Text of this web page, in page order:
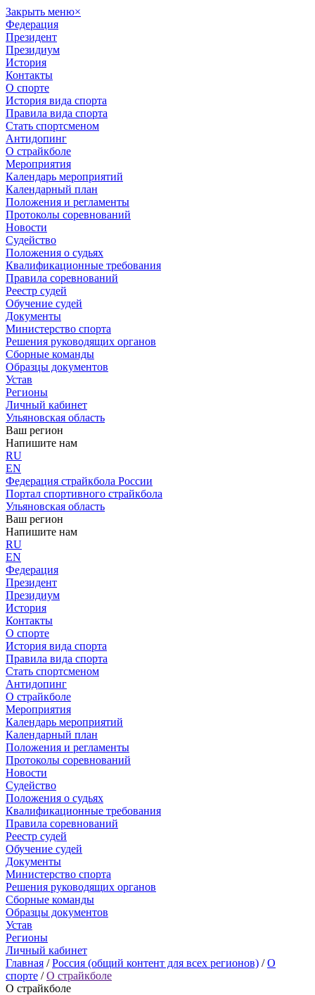
Закрыть меню×
Федерация
Президент
Президиум
История
Контакты
О спорте
История вида спорта
Правила вида спорта
Стать спортсменом
Антидопинг
О страйкболе
Мероприятия
Календарь мероприятий
Календарный план
Положения и регламенты
Протоколы соревнований
Новости
Судейство
Положения о судьях
Квалификационные требования
Правила соревнований
Реестр судей
Обучение судей
Документы
Министерство спорта
Решения руководящих органов
Сборные команды
Образцы документов
Устав
Регионы
Личный кабинет
Ульяновская область
Ваш регион
Напишите нам
RU
EN
Федерация страйкбола России
Портал спортивного страйкбола
Ульяновская область
Ваш регион
Напишите нам
RU
EN
Федерация
Президент
Президиум
История
Контакты
О спорте
История вида спорта
Правила вида спорта
Стать спортсменом
Антидопинг
О страйкболе
Мероприятия
Календарь мероприятий
Календарный план
Положения и регламенты
Протоколы соревнований
Новости
Судейство
Положения о судьях
Квалификационные требования
Правила соревнований
Реестр судей
Обучение судей
Документы
Министерство спорта
Решения руководящих органов
Сборные команды
Образцы документов
Устав
Регионы
Личный кабинет
Главная / Россия (общий контент для всех регионов) / О
спорте / О страйкболе
О страйкболе